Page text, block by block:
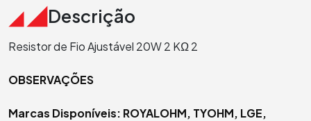
Descrição
Resistor de Fio Ajustável 20W 2 KΩ 2
OBSERVAÇÕES
Marcas Disponíveis: ROYALOHM, TYOHM, LGE,